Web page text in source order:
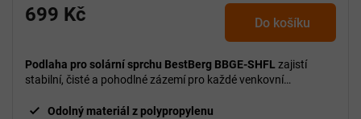
699 Kč Do košíku
Podlaha pro solární sprchu BestBerg BBGE-SHFL zajistí
stabilní, čisté a pohodlné zázemí pro každé venkovní
Odolný materiál z polypropylenu